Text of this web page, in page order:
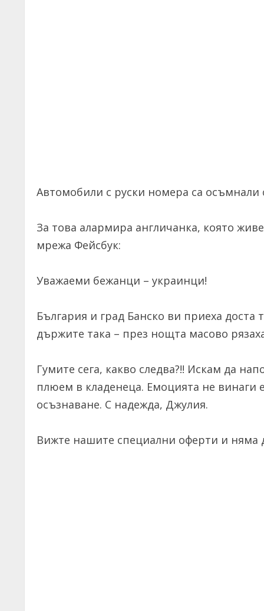
Автомобили с руски номера са осъмнали
За това алармира англичанка, която
мрежа Фейсбук:
Уважаеми бежанци – украинци!
България и град Банско ви приеха доста
държите така – през нощта масово
Гумите сега, какво следва?!! Искам да
плюем в кладенеца. Емоцията не винаги
осъзнаване. С надежда, Джулия.
Вижте нашите специални оферти и няма